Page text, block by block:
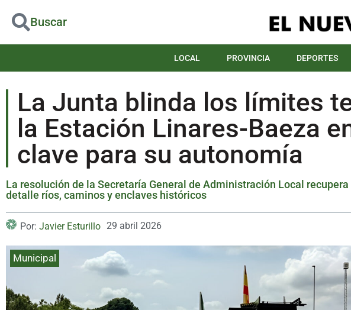
Buscar
LOCAL PROVINCIA DEPORTES
La Junta blinda los límites
la Estación Linares-Baeza
clave para su autonomía
La resolución de la Secretaría General de Administración Local
detalle ríos, caminos y enclaves históricos
Por: Javier Esturillo 29 abril 2026
Municipal